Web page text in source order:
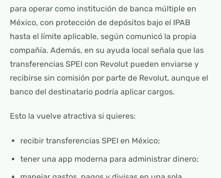
para operar como institución de banca múltiple en
México, con protección de depósitos bajo el IPAB
hasta el límite aplicable, según comunicó la propia
compañía. Además, en su ayuda local señala que las
transferencias SPEI con Revolut pueden enviarse y
recibirse sin comisión por parte de Revolut, aunque el
banco del destinatario podría aplicar cargos.
Esto la vuelve atractiva si quieres:
recibir transferencias SPEI en México;
tener una app moderna para administrar dinero;